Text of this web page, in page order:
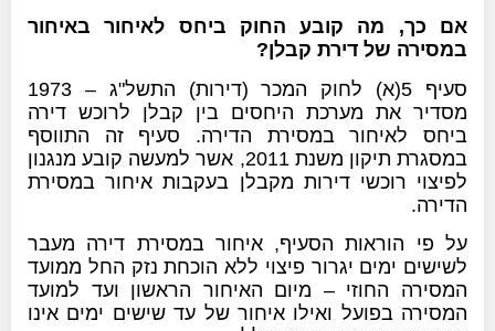
אם כך, מה קובע החוק ביחס לאיחור באיחור
במסירה של דירת קבלן?
סעיף 5(א) לחוק המכר (דירות) התשל"ג – 1973
מסדיר את מערכת היחסים בין קבלן לרוכש דירה
ביחס לאיחור במסירת הדירה. סעיף זה התווסף
במסגרת תיקון משנת 2011, אשר למעשה קובע מנגנון
לפיצוי רוכשי דירות מקבלן בעקבות איחור במסירת
הדירה.
על פי הוראות הסעיף, איחור במסירת דירה מעבר
לשישים ימים יגרור פיצוי ללא הוכחת נזק החל ממועד
המסירה החוזי – מיום האיחור הראשון ועד למועד
המסירה בפועל ואילו איחור של עד שישים ימים אינו